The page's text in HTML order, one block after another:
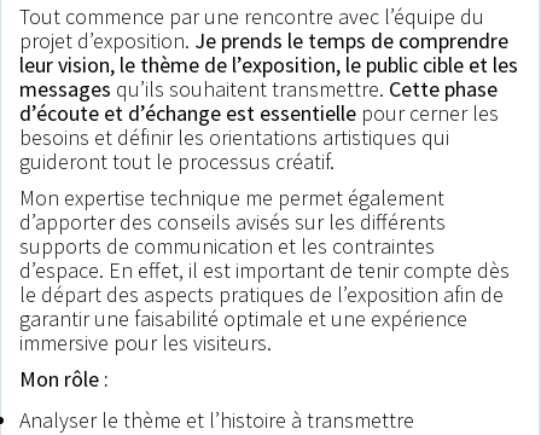
Tout commence par une rencontre avec l’équipe du
projet d’exposition. Je prends le temps de comprendre
leur vision, le thème de l’exposition, le public cible et les
messages qu’ils souhaitent transmettre. Cette phase
d’écoute et d’échange est essentielle pour cerner les
besoins et définir les orientations artistiques qui
guideront tout le processus créatif.
Mon expertise technique me permet également
d’apporter des conseils avisés sur les différents
supports de communication et les contraintes
d’espace. En effet, il est important de tenir compte dès
le départ des aspects pratiques de l’exposition afin de
garantir une faisabilité optimale et une expérience
immersive pour les visiteurs.
Mon rôle :
Analyser le thème et l’histoire à transmettre